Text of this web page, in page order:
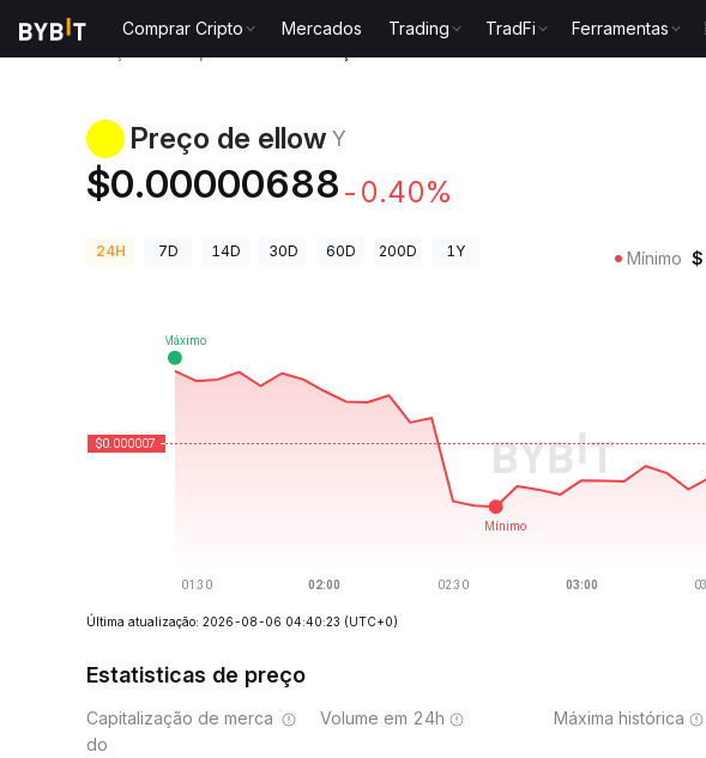
Comprar Cripto Mercados Trading TradFi Ferramentas
Preço de ellow Y
$0.00000688 -0.40%
24H 7D 14D 30D 60D 200D 1Y Mínimo $
Última atualização: 2026-08-06 04:40:23 (UTC+0)
Estatisticas de preço
Capitalização de merca
do
Volume em 24h Máxima histórica